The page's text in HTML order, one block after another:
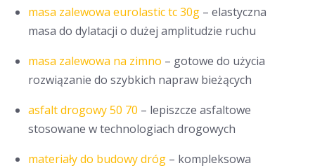
masa zalewowa eurolastic tc 30g – elastyczna
masa do dylatacji o dużej amplitudzie ruchu
masa zalewowa na zimno – gotowe do użycia
rozwiązanie do szybkich napraw bieżących
asfalt drogowy 50 70 – lepiszcze asfaltowe
stosowane w technologiach drogowych
materiały do budowy dróg – kompleksowa